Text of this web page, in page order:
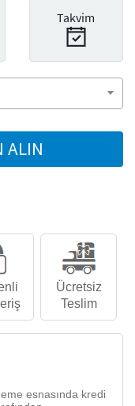
Takvim
ALIN
Ücretsiz
Teslim
esnasında kredi